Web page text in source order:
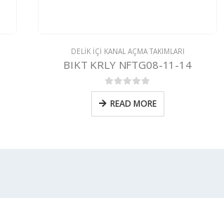
DELIK IÇI KANAL AÇMA TAKIMLARI
BIKT R/L KRLY-KGM
05 üzerinden
READ MORE